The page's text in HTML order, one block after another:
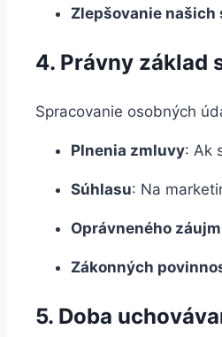
Zlepšovanie našich
4. Právny základ
Spracovanie osobných
Plnenia zmluvy: Ak
Súhlasu: Na
Oprávneného
Zákonných
5. Doba